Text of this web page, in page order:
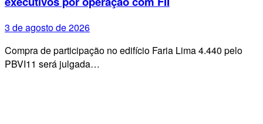
3 de agosto de 2026
Compra de participação no edifício Faria Lima 4.440 pelo
PBVI11 será julgada…